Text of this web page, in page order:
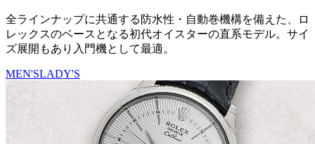
全ラインナップに共通する防水性・自動巻機構を備えた、ロ
レックスのベースとなる初代オイスターの直系モデル。サイ
ズ展開もあり入門機として最適。
MEN'SLADY'S